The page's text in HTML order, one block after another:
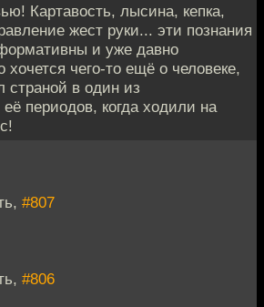
Картавость, лысина, кепка,
жест руки... эти познания
и уже давно
чего-то ещё о человеке,
страной в один из
периодов, когда ходили на
#807
#806